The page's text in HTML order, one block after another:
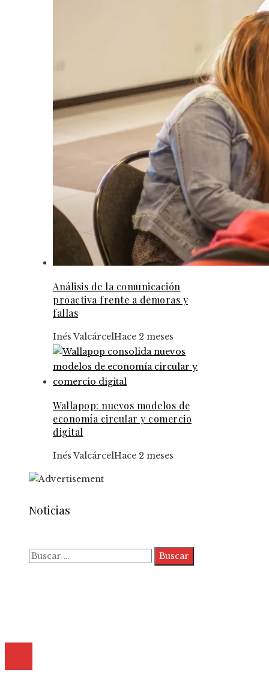
Análisis de la comunicación
proactiva frente a demoras y
fallas
Inés ValcárcelHace 2 meses
Wallapop: nuevos modelos de
economía circular y comercio
digital
Inés ValcárcelHace 2 meses
Noticias
Buscar: